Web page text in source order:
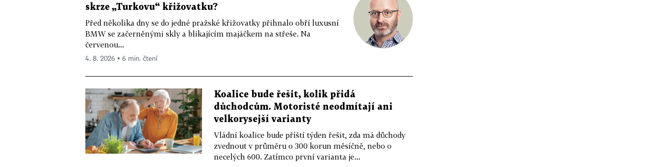
skrze „Turkovu“ křižovatku?
Před několika dny se do jedné pražské křižovatky přihnalo obří luxusní
BMW se začerněnými skly a blikajícím majáčkem na střeše. Na
červenou...
4. 8. 2026 ▪ 6 min. čtení
Koalice bude řešit, kolik přidá
důchodcům. Motoristé neodmítají ani
velkorysejší varianty
Vládní koalice bude příští týden řešit, zda má důchody
zvednout v průměru o 300 korun měsíčně, nebo o
necelých 600. Zatímco první varianta je...